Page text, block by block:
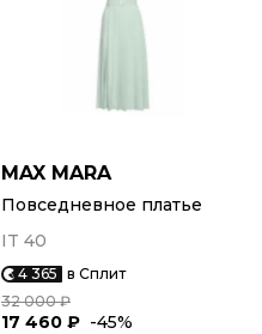
MAX MARA
Повседневное платье
IT 40
4 365 в Сплит
32 000 ₽
17 460 ₽ -45%